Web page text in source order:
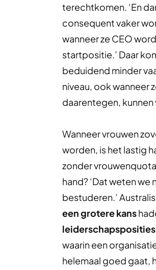
terechtkomen. ‘En
consequent vaker
wanneer ze CEO
startpositie.’ Daar
beduidend minder
niveau, ook wanneer
daarentegen, kunnen
Wanneer vrouwen
worden, is het lastig
zonder
hand? ‘Dat weten
bestuderen.’
een grotere kans
leiderschapsposities
waarin een
helemaal goed gaat,